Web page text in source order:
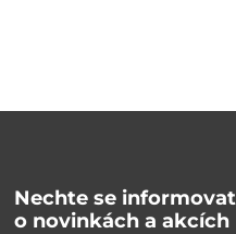
Nechte se informovat
o novinkách a akcích